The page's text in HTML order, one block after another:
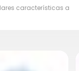
características a